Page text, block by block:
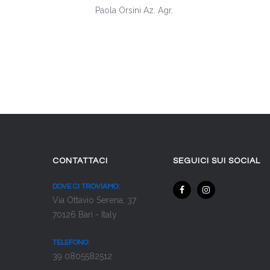
Paola Orsini Az. Agr.
CONTATTACI
DOVE CI TROVIAMO:
Via Ottavio Serena, 37
70126 Bari - Italy
TELEFONO:
39 0805582512
SEGUICI SUI SOCIAL